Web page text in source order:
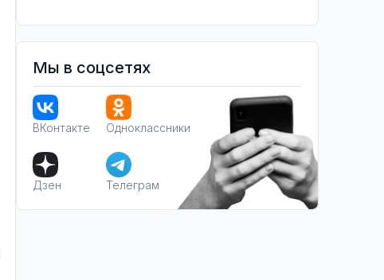
Мы в соцсетях
ВКонтакте Одноклассники
Дзен Телеграм